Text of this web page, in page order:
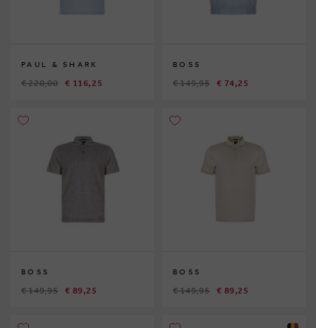
PAUL & SHARK
€ 220,00 € 116,25
BOSS
€ 149,95 € 74,25
BOSS
€ 149,95 € 89,25
BOSS
€ 149,95 € 89,25